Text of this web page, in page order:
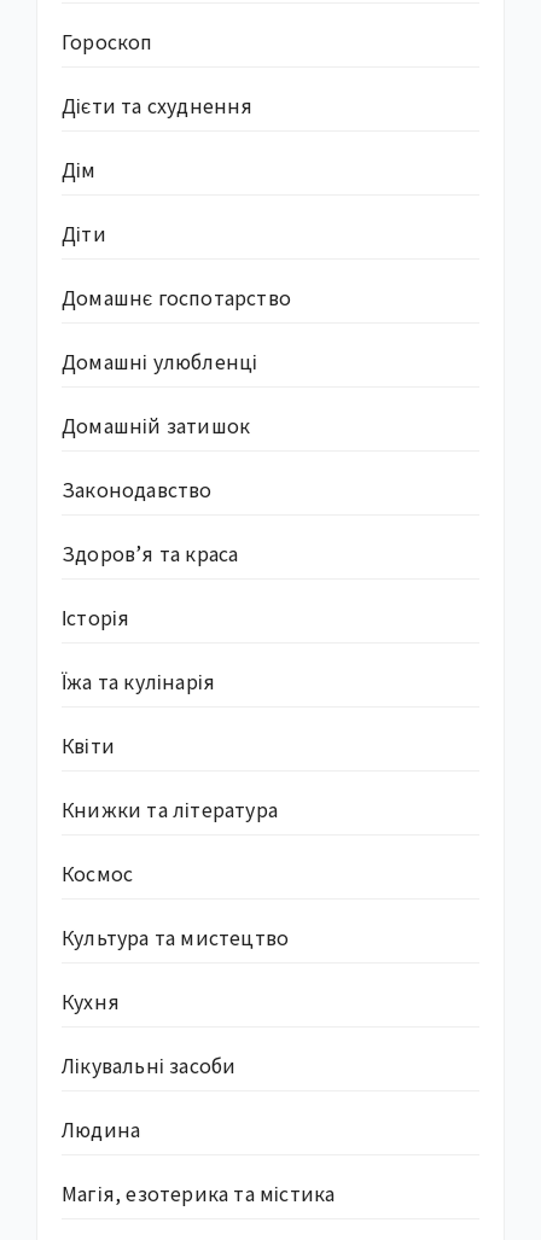
Гороскоп
Дієти та схуднення
Дім
Діти
Домашнє госпотарство
Домашні улюбленці
Домашній затишок
Законодавство
Здоров’я та краса
Історія
Їжа та кулінарія
Квіти
Книжки та література
Космос
Культура та мистецтво
Кухня
Лікувальні засоби
Людина
Магія, езотерика та містика